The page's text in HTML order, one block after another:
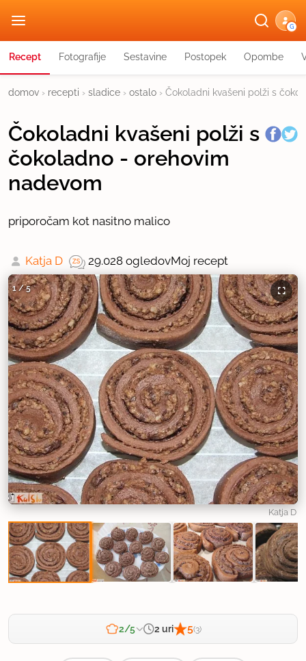
G
Recept Fotografije Sestavine Postopek Opombe
domov › recepti › sladice › ostalo › Čokoladni kvašeni polži s
Čokoladni kvašeni polži s
čokoladno - orehovim
nadevom
priporočam kot nasitno malico
Katja D 29.028 ogledovMoj recept
1/5
Katja D
2/5 2 uri 5(3)